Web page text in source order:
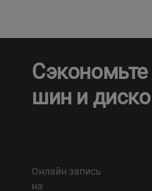
Сэкономьте
шин и
Онлайн запись
на